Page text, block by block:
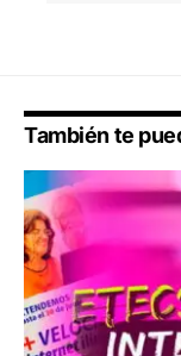
También te